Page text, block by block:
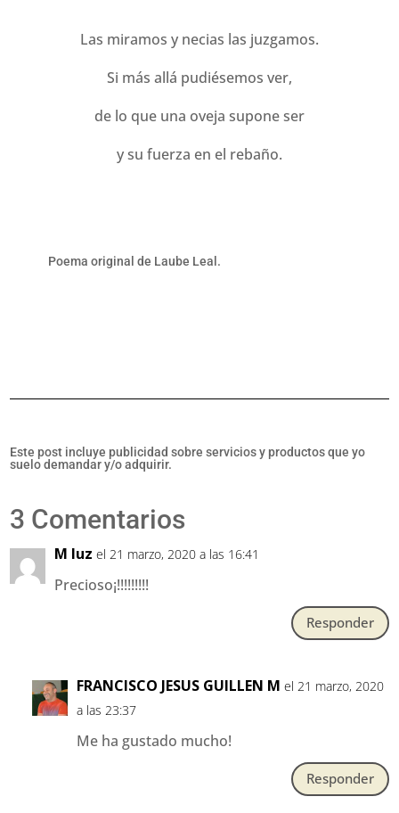
Las miramos y necias las juzgamos.
Si más allá pudiésemos ver,
de lo que una oveja supone ser
y su fuerza en el rebaño.
Poema original de Laube Leal.
Este post incluye publicidad sobre servicios y productos que yo
suelo demandar y/o adquirir.
3 Comentarios
M luz el 21 marzo, 2020 a las 16:41
Precioso¡!!!!!!!!!
Responder
FRANCISCO JESUS GUILLEN M el 21 marzo, 2020
a las 23:37
Me ha gustado mucho!
Responder